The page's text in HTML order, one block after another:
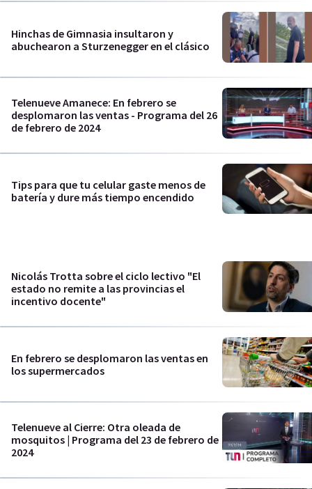
Hinchas de Gimnasia insultaron y
abuchearon a Sturzenegger en el clásico
Telenueve Amanece: En febrero se
desplomaron las ventas - Programa del 26
de febrero de 2024
Tips para que tu celular gaste menos de
batería y dure más tiempo encendido
Nicolás Trotta sobre el ciclo lectivo "El
estado no remite a las provincias el
incentivo docente"
En febrero se desplomaron las ventas en
los supermercados
Telenueve al Cierre: Otra oleada de
mosquitos | Programa del 23 de febrero de
2024